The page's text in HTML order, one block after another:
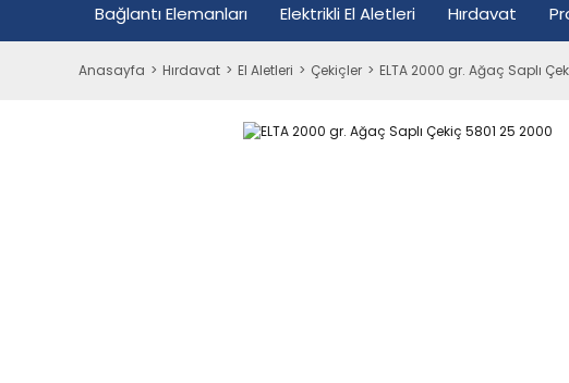
Bağlantı Elemanları Elektrikli El Aletleri Hırdavat
Anasayfa Hırdavat El Aletleri Çekiçler ELTA 2000 gr. Ağaç Saplı